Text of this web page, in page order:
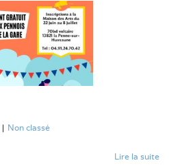
| Non classé
Lire la suite